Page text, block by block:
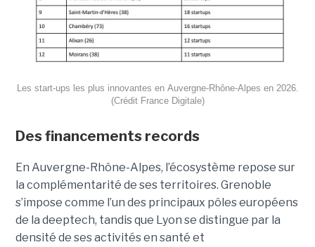
Les start-ups les plus innovantes en Auvergne-Rhône-Alpes en 2026.
(Crédit France Digitale)
Des financements records
En Auvergne-Rhône-Alpes, l’écosystème repose sur
la complémentarité de ses territoires. Grenoble
s’impose comme l’un des principaux pôles européens
de la deeptech, tandis que Lyon se distingue par la
densité de ses activités en santé et